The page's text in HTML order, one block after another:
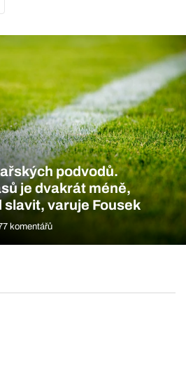
podvodů.
je dvakrát méně,
slavit, varuje Fousek
komentářů